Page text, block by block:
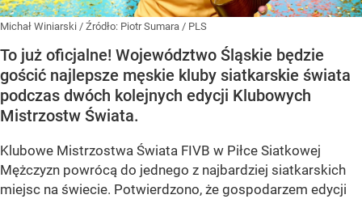
Michał Winiarski / Źródło: Piotr Sumara / PLS
To już oficjalne! Województwo Śląskie będzie
gościć najlepsze męskie kluby siatkarskie świata
podczas dwóch kolejnych edycji Klubowych
Mistrzostw Świata.
Klubowe Mistrzostwa Świata FIVB w Piłce Siatkowej
Mężczyzn powrócą do jednego z najbardziej siatkarskich
miejsc na świecie. Potwierdzono, że gospodarzem edycji